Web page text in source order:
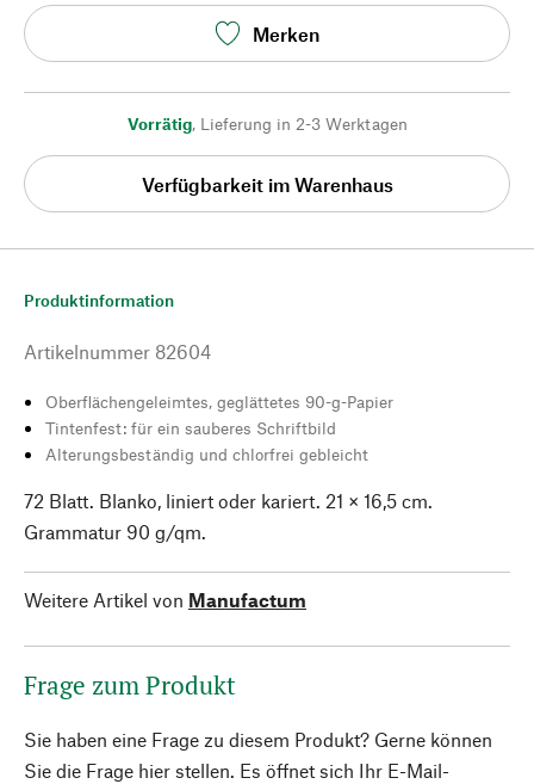
Merken
Vorrätig, Lieferung in 2-3 Werktagen
Verfügbarkeit im Warenhaus
Produktinformation
Artikelnummer 82604
Oberflächengeleimtes, geglättetes 90-g-Papier
Tintenfest: für ein sauberes Schriftbild
Alterungsbeständig und chlorfrei gebleicht
72 Blatt. Blanko, liniert oder kariert. 21 × 16,5 cm.
Grammatur 90 g/qm.
Weitere Artikel von Manufactum
Frage zum Produkt
Sie haben eine Frage zu diesem Produkt? Gerne können
Sie die Frage hier stellen. Es öffnet sich Ihr E-Mail-